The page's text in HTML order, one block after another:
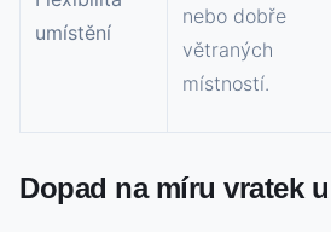
umístění
nebo dobře
větraných
místností.
Dopad na míru vratek